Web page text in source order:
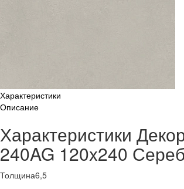
Характеристики
Описание
Характеристики
240AG 120x240
Толщина6,5